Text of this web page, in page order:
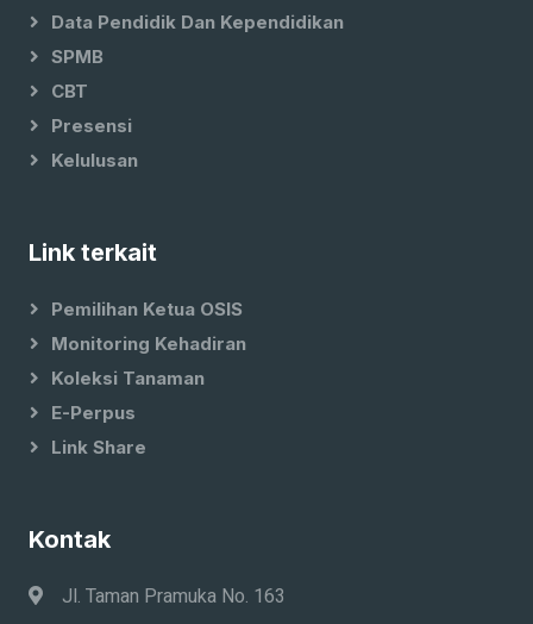
Data Pendidik Dan Kependidikan
SPMB
CBT
Presensi
Kelulusan
Link terkait
Pemilihan Ketua OSIS
Monitoring Kehadiran
Koleksi Tanaman
E-Perpus
Link Share
Kontak
Jl. Taman Pramuka No. 163